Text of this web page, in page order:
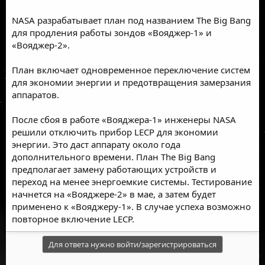
NASA разрабатывает план под названием The Big Bang
для продления работы зондов «Вояджер-1» и
«Вояджер-2».
План включает одновременное переключение систем
для экономии энергии и предотвращения замерзания
аппаратов.
После сбоя в работе «Вояджера-1» инженеры NASA
решили отключить прибор LECP для экономии
энергии. Это даст аппарату около года
дополнительного времени. План The Big Bang
предполагает замену работающих устройств и
переход на менее энергоемкие системы. Тестирование
начнется на «Вояджере-2» в мае, а затем будет
применено к «Вояджеру-1». В случае успеха возможно
повторное включение LECP.
Для ответа нужно войти/зарегистрироваться